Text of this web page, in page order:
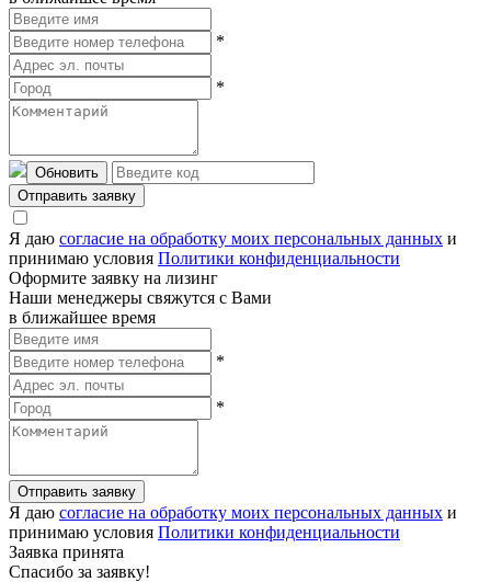
*
*
Обновить
Отправить заявку
Я даю согласие на обработку моих персональных данных и
принимаю условия Политики конфиденциальности
Оформите заявку на лизинг
Наши менеджеры свяжутся с Вами
в ближайшее время
*
*
Отправить заявку
Я даю согласие на обработку моих персональных данных и
принимаю условия Политики конфиденциальности
Заявка принята
Спасибо за заявку!